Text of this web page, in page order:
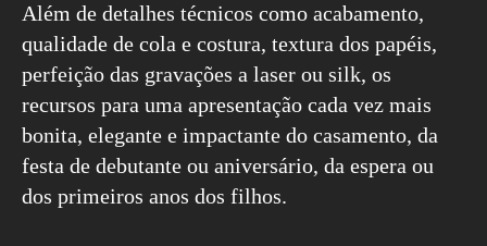
Além de detalhes técnicos como acabamento,
qualidade de cola e costura, textura dos papéis,
perfeição das gravações a laser ou silk, os
recursos para uma apresentação cada vez mais
bonita, elegante e impactante do casamento, da
festa de debutante ou aniversário, da espera ou
dos primeiros anos dos filhos.